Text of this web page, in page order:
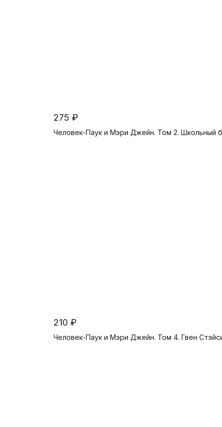
275 ₽
Человек-Паук и Мэри Джейн. Том 2. Школьный
210 ₽
Человек-Паук и Мэри Джейн. Том 4. Гвен